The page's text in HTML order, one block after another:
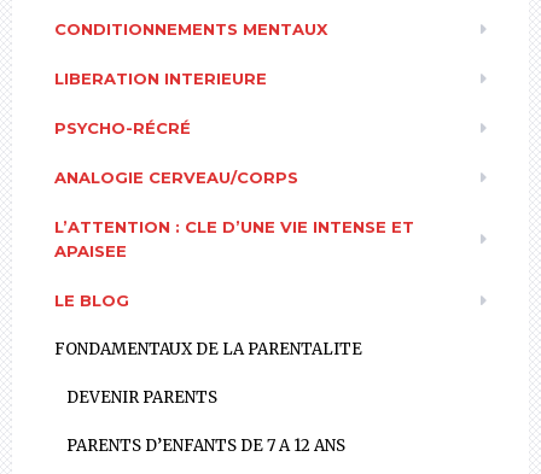
CONDITIONNEMENTS MENTAUX
LIBERATION INTERIEURE
PSYCHO-RÉCRÉ
ANALOGIE CERVEAU/CORPS
L’ATTENTION : CLE D’UNE VIE INTENSE ET
APAISEE
LE BLOG
FONDAMENTAUX DE LA PARENTALITE
DEVENIR PARENTS
PARENTS D’ENFANTS DE 7 A 12 ANS